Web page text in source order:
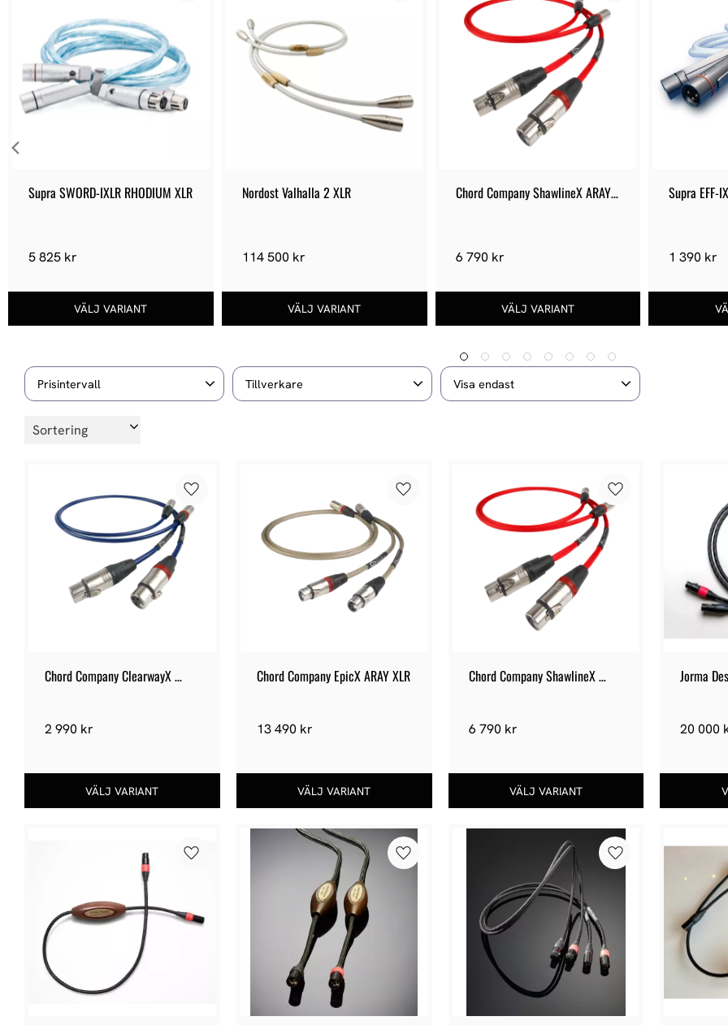
Supra SWORD-IXLR RHODIUM XLR
5 825 kr
Nordost Valhalla 2 XLR
114 500 kr
Chord Company ShawlineX ARAY
6 790 kr
Supra EFF-
1 390 kr
Prisintervall Tillverkare Visa endast
Välj sortering
Chord Company ClearwayX
2 990 kr
Lägg till i favoriter
Chord Company EpicX ARAY XLR
13 490kr
Lägg till i favoriter
Chord Company ShawlineX
6 790kr
Lägg till i favoriter
Jorma
20 000
Lägg till i favoriter Lägg till i favoriter Lägg till i favoriter